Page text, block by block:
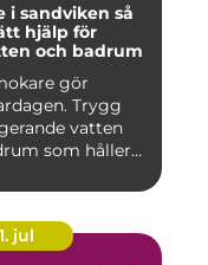
sandviken så
hjälp för
och badrum
gör
Trygg
vatten
som håller
jul